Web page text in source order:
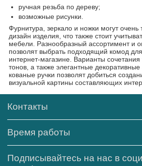
ручная резьба по дереву;
возможные рисунки.
Фурнитура, зеркало и ножки могут очень
дизайн изделия, что также стоит
мебели. Разнообразный ассортимент и
позволят выбрать подходящий комод
интернет-магазине. Варианты
тонов, а также элегантные
кованые ручки позволят добиться
визуальной картины составляющих
Контакты
Время работы
Подписывайтесь на нас в